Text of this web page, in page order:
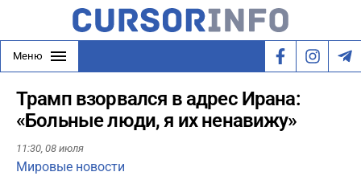
Меню
Трамп взорвался в адрес Ирана:
«Больные люди, я их ненавижу»
11:30, 08 июля
Мировые новости